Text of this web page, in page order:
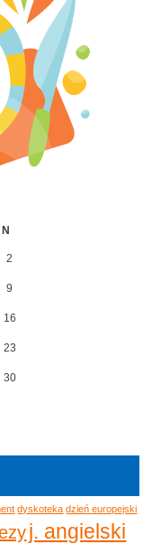
N
2
9
16
23
30
dyskoteka dzień europejski
j. angielski